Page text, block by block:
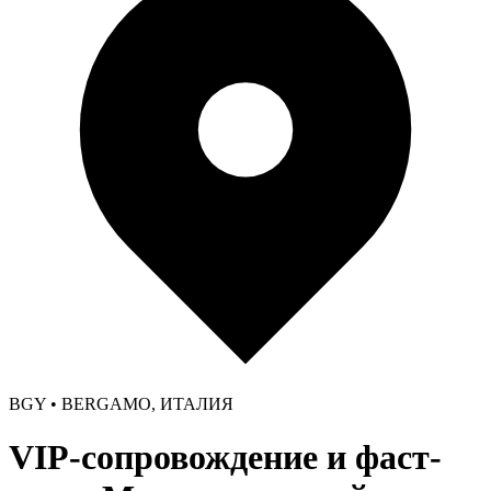
BGY • BERGAMO, ИТАЛИЯ
VIP-сопровождение и фаст-